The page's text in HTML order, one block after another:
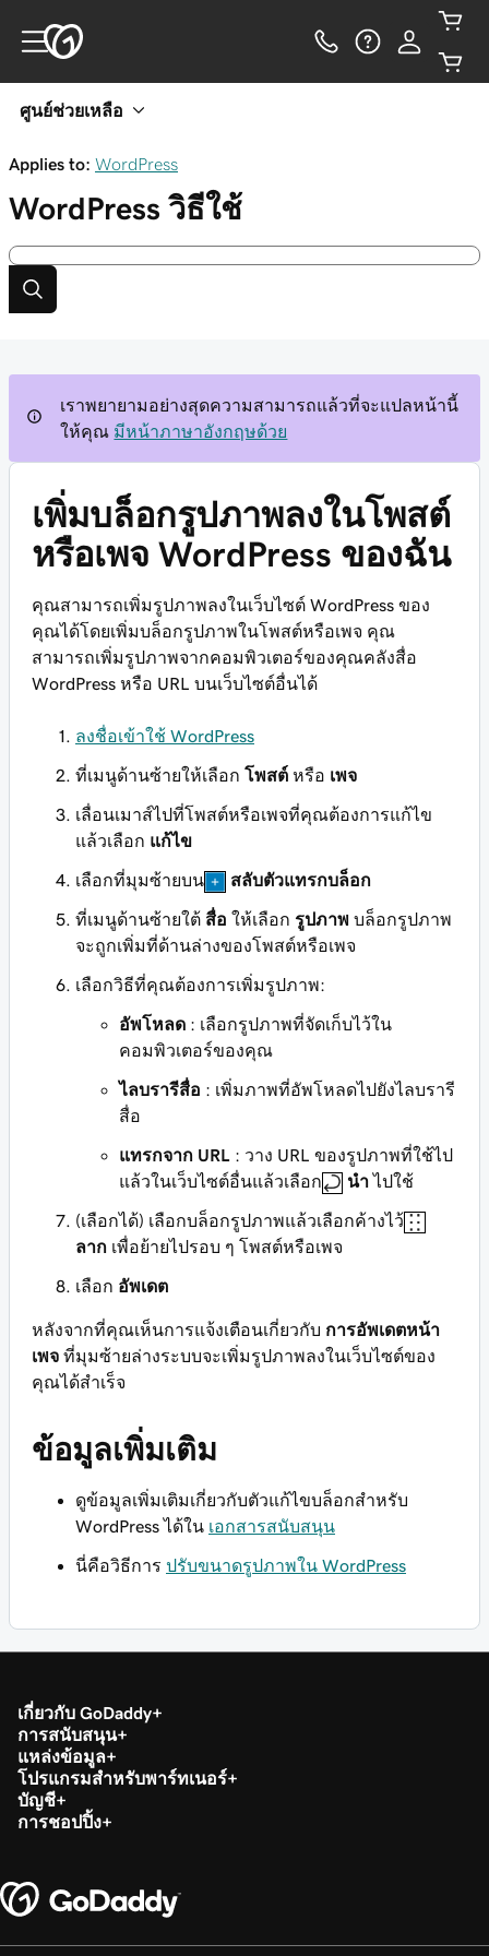
ศูนย์ช่วยเหลือ
Applies to: WordPress
WordPress วิธีใช้
เราพยายามอย่างสุดความสามารถแล้วที่จะแปลหน้านี้
ให้คุณ มีหน้าภาษาอังกฤษด้วย
เพิ่มบล็อกรูปภาพลงในโพสต์
หรือเพจ WordPress ของฉัน
คุณสามารถเพิ่มรูปภาพลงในเว็บไซต์ WordPress ของ
คุณได้โดยเพิ่มบล็อกรูปภาพในโพสต์หรือเพจ คุณ
สามารถเพิ่มรูปภาพจากคอมพิวเตอร์ของคุณคลังสื่อ
WordPress หรือ URL บนเว็บไซต์อื่นได้
ลงชื่อเข้าใช้ WordPress
ที่เมนูด้านซ้ายให้เลือก โพสต์ หรือ เพจ
เลื่อนเมาส์ไปที่โพสต์หรือเพจที่คุณต้องการแก้ไข
แล้วเลือก แก้ไข
เลือกที่มุมซ้ายบน สลับตัวแทรกบล็อก
ที่เมนูด้านซ้ายใต้ สื่อ ให้เลือก รูปภาพ บล็อกรูปภาพ
จะถูกเพิ่มที่ด้านล่างของโพสต์หรือเพจ
เลือกวิธีที่คุณต้องการเพิ่มรูปภาพ:
อัพโหลด : เลือกรูปภาพที่จัดเก็บไว้ใน
คอมพิวเตอร์ของคุณ
ไลบรารีสื่อ : เพิ่มภาพที่อัพโหลดไปยังไลบรารี
สื่อ
แทรกจาก URL
: วาง URL ของรูปภาพที่ใช้ไป
แล้วในเว็บไซต์อื่นแล้วเลือก
นำไปใช้
(เลือกได้) เลือกบล็อกรูปภาพแล้วเลือกค้างไว้
ลาก เพื่อย้ายไปรอบ ๆ โพสต์หรือเพจ
เลือก อัพเดต
หลังจากที่คุณเห็นการแจ้งเตือนเกี่ยวกับ การอัพเดตหน้า
เพจ ที่มุมซ้ายล่างระบบจะเพิ่มรูปภาพลงในเว็บไซต์ของ
คุณได้สำเร็จ
ข้อมูลเพิ่มเติม
ดูข้อมูลเพิ่มเติมเกี่ยวกับตัวแก้ไขบล็อกสำหรับ
WordPress ได้ใน เอกสารสนับสนุน
นี่คือวิธีการ ปรับขนาดรูปภาพใน WordPress
เกี่ยวกับ GoDaddy
การสนับสนุน
แหล่งข้อมูล
โปรแกรมสำหรับพาร์ทเนอร์
บัญชี
การชอปปิ้ง